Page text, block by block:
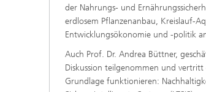
der Nahrungs- und
erdlosem Pflanzenanbau, Kreislauf-
Entwicklungsökonomie und -politik
Auch Prof. Dr. Andrea Büttner,
Diskussion teilgenommen und
Grundlage funktionieren: